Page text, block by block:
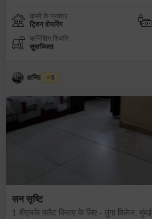
कमरे के प्रकार
ट्विन शेयरिंग
फर्निशिंग स्थिति
सुसज्जित
अनिल कांबळे
5
सन सृष्टि
1 बीएचके फ्लैट किराए के लिए - तुंगा विलेज, मुंबई